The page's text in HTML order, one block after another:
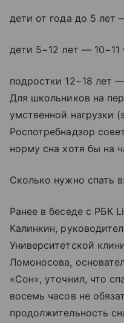
дети от года до 5 лет
дети 5−12 лет — 10−11
подростки 12−18 лет
Для школьников на
умственной нагрузки
Роспотребнадзор
норму сна хотя бы на
Сколько нужно спать
Ранее в беседе с РБК
Калинкин,
Университетской
Ломоносова,
«Сон», уточнил, что
восемь часов не
продолжительность